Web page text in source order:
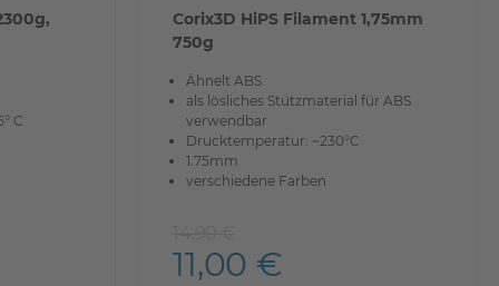
C
Corix3D HiPS Filament 1,75mm
750g
Ähnelt ABS
als lösliches Stützmaterial für ABS
verwendbar
Drucktemperatur: ~230°C
1.75mm
verschiedene Farben
11,00 €